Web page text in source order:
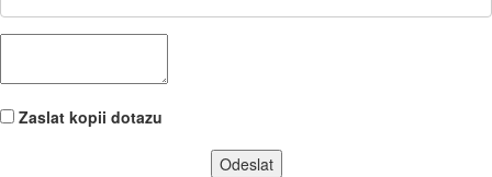
Zaslat kopii dotazu